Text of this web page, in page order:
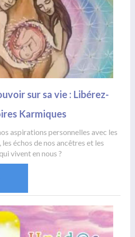
sur sa vie : Libérez-
Karmiques
aspirations personnelles avec les
échos de nos ancêtres et les
vivent en nous ?